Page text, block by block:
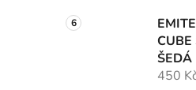
ŠEDÁ
450